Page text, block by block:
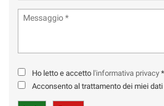
Ho letto e accetto l'informativa privacy *
Acconsento al trattamento dei miei